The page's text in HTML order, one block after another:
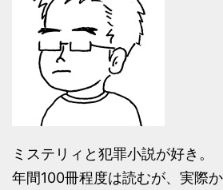
ミステリィと犯罪小説が好き。
年間100冊程度は読むが、実際